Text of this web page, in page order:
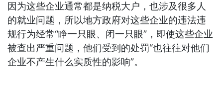
因为这些企业通常都是纳税大户，也涉及很多人
的就业问题，所以地方政府对这些企业的违法违
规行为经常“睁一只眼、闭一只眼”，即使这些企业
被查出严重问题，他们受到的处罚“也往往对他们
企业不产生什么实质性的影响”。